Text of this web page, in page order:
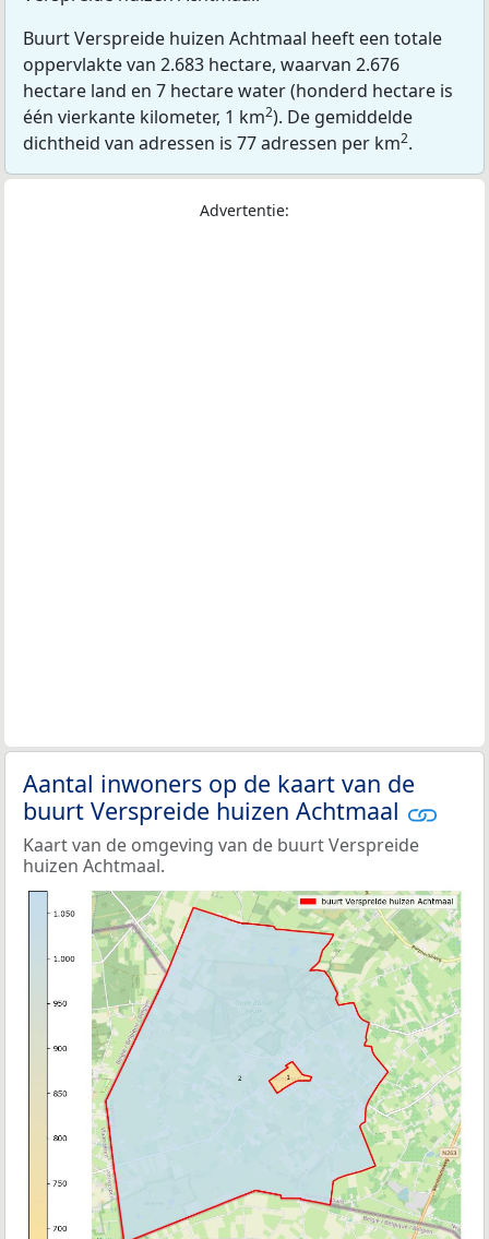
Buurt Verspreide huizen Achtmaal heeft een totale
oppervlakte van 2.683 hectare, waarvan 2.676
hectare land en 7 hectare water (honderd hectare is
één vierkante kilometer, 1 km2). De gemiddelde
dichtheid van adressen is 77 adressen per km2.
Advertentie:
Aantal inwoners op de kaart van de
buurt Verspreide huizen Achtmaal
Kaart van de omgeving van de buurt Verspreide
huizen Achtmaal.